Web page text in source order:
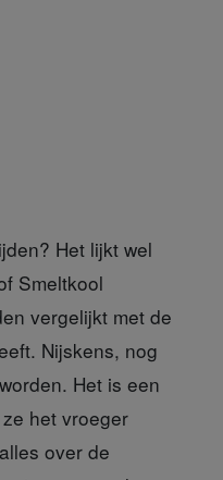
Het lijkt wel
Smeltkool
vergelijkt met de
Nijskens, nog
Het is een
het vroeger
over de